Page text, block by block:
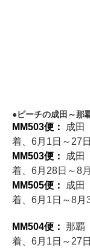
ピーチの成田～那
MM503便：
成田
着、6月1日～27
MM503便：
成田
着、6月28日～8
MM505便：
成田
着、6月1日～8月
MM504便： 那覇
着、6月1日～27